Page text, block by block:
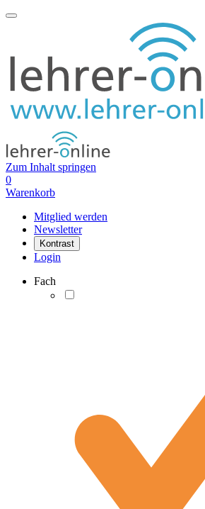
Zum Inhalt springen
0
Warenkorb
Mitglied werden
Newsletter
Kontrast
Login
Fach